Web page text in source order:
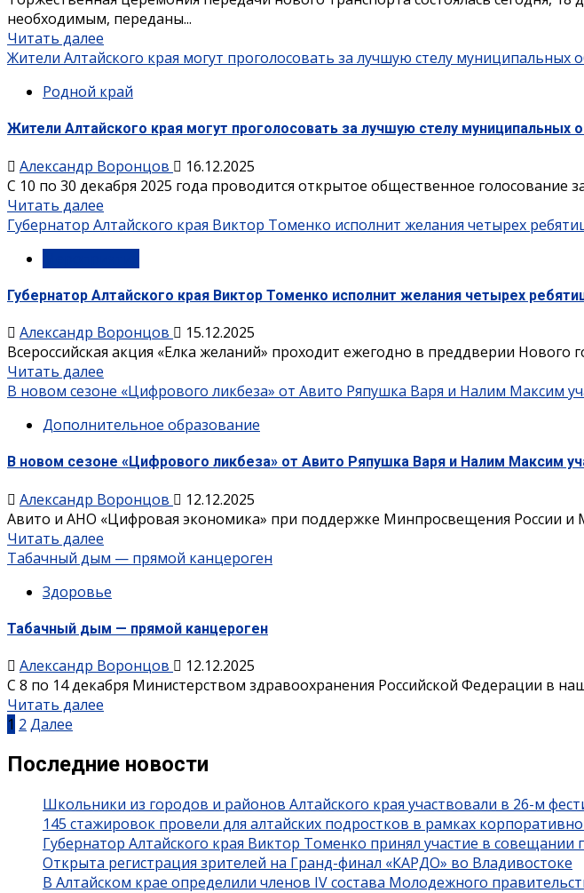
необходимым, переданы...
Читать далее
Жители Алтайского края могут проголосовать за лучшую стелу муниципальных
Родной край
Жители Алтайского края могут проголосовать за лучшую стелу муниципальных
Александр Воронцов
16.12.2025
С 10 по 30 декабря 2025 года проводится открытое общественное голосование
Читать далее
Губернатор Алтайского края Виктор Томенко исполнит желания четырех
Губернатор Алтайского края Виктор Томенко исполнит желания четырех
Александр Воронцов
15.12.2025
Всероссийская акция «Елка желаний» проходит ежегодно в преддверии Нового
Читать далее
В новом сезоне «Цифрового ликбеза» от Авито Ряпушка Варя и Налим Максим
Дополнительное образование
В новом сезоне «Цифрового ликбеза» от Авито Ряпушка Варя и Налим Максим
Александр Воронцов
12.12.2025
Авито и АНО «Цифровая экономика» при поддержке Минпросвещения России и
Читать далее
Табачный дым — прямой канцероген
Здоровье
Табачный дым — прямой канцероген
Александр Воронцов
12.12.2025
С 8 по 14 декабря Министерством здравоохранения Российской Федерации в
Читать далее
Пагинация
записей
1 2 Далее
Последние новости
Школьники из городов и районов Алтайского края участвовали в 26-м
145 стажировок провели для алтайских подростков в рамках
Губернатор Алтайского края Виктор Томенко принял участие в
Открыта регистрация зрителей на Гранд-финал «КАРДО» во Владивостоке
В Алтайском крае определили членов IV состава Молодежного